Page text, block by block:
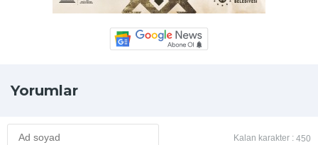
Yorumlar
Kalan karakter : 450